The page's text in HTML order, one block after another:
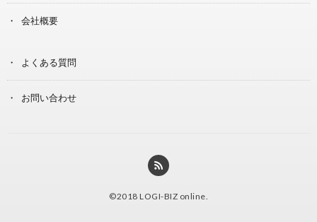
会社概要
よくある質問
お問い合わせ
©2018 LOGI-BIZ online.